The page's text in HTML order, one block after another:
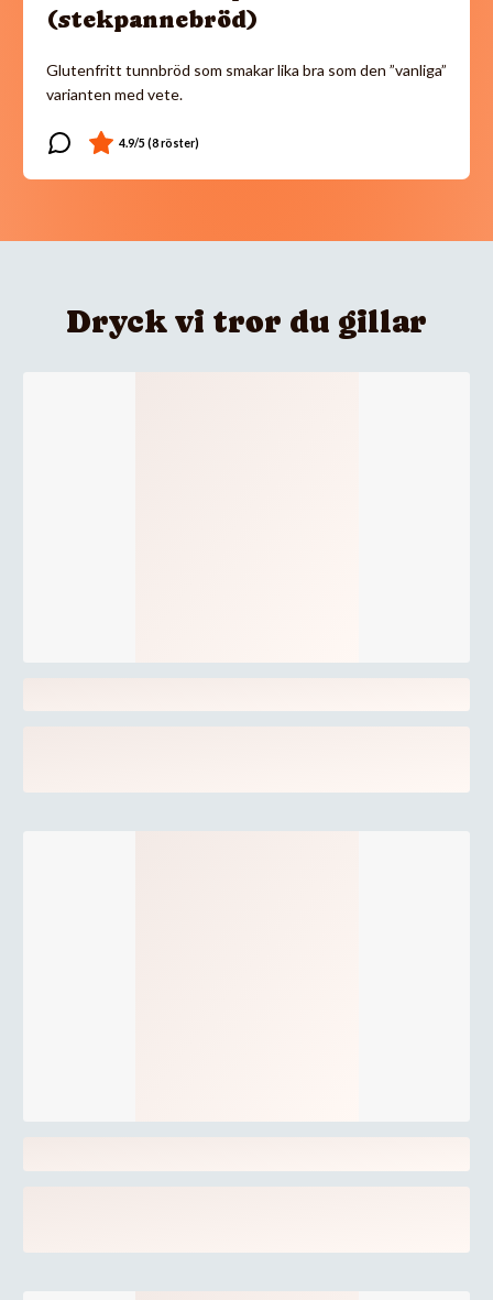
(stekpannebröd)
Glutenfritt tunnbröd som smakar lika bra som den ”vanliga”
varianten med vete.
Dryck vi tror du gillar